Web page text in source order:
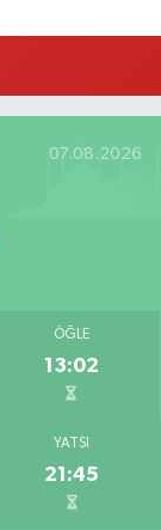
07.08.2026
ÖĞLE
13:02
YATSI
21:45